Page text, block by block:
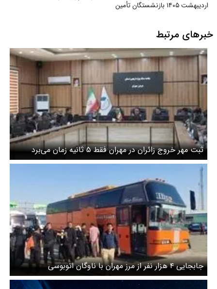
اردیبهشت ۱۴۰۵ بازنشستگان تأمین
خبرهای مرتبط
ثبت مهر خروج زائران در مهران فقط ۵ ثانیه زمان می‌برد
جابجایی ۴ هزار نفر از مرز مهران با ناوگان اتوبوسی